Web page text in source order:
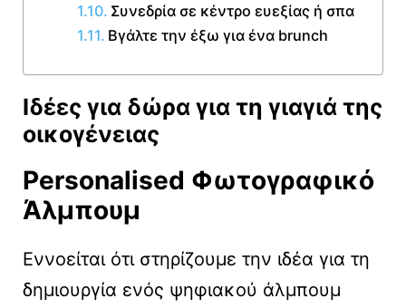
Συνεδρία σε κέντρο ευεξίας ή σπα
Βγάλτε την έξω για ένα brunch
Ιδέες για δώρα για τη γιαγιά της
οικογένειας
Personalised Φωτογραφικό
Άλμπουμ
Εννοείται ότι στηρίζουμε την ιδέα για τη
δημιουργία ενός ψηφιακού άλμπουμ